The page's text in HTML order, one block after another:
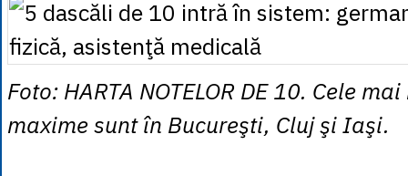
1 PLN= 1.1646
1 SEK= 0.4526
1 TRY = 0.1141
1 UAH= 0.1048
1 XDR
= 5.9383
1 ZAR = 0.2318
Foto: HARTA NOTELOR DE 10. Cele
maxime sunt în Bucureşti, Cluj şi Iaşi.